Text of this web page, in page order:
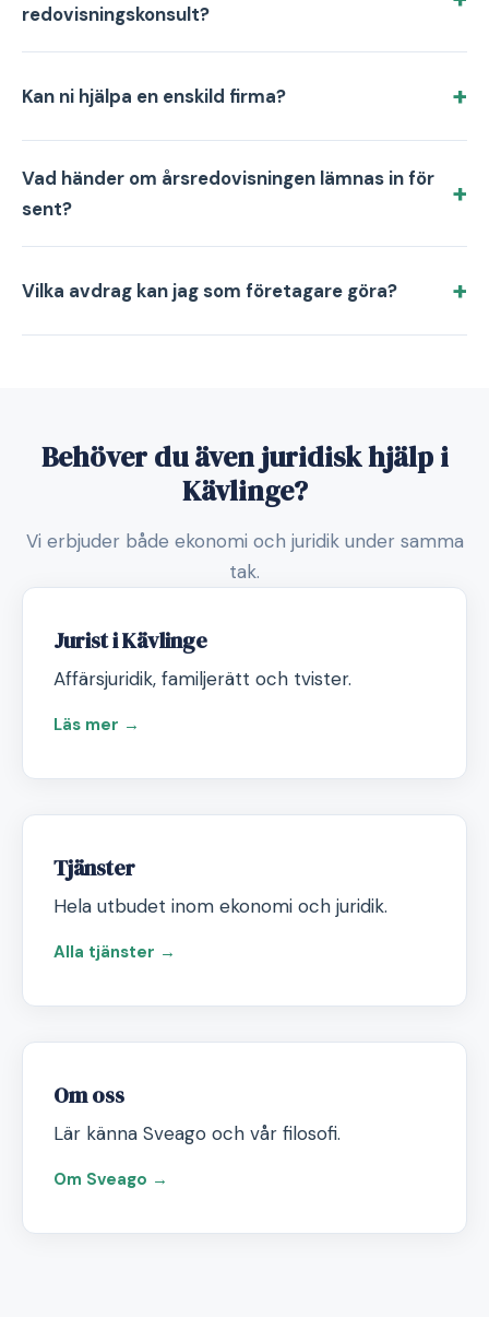
redovisningskonsult?
Kan ni hjälpa en enskild firma?
Vad händer om årsredovisningen lämnas in för
sent?
Vilka avdrag kan jag som företagare göra?
Behöver du även juridisk hjälp i
Kävlinge?
Vi erbjuder både ekonomi och juridik under samma
tak.
Jurist i Kävlinge
Affärsjuridik, familjerätt och tvister.
Läs mer →
Tjänster
Hela utbudet inom ekonomi och juridik.
Alla tjänster →
Om oss
Lär känna Sveago och vår filosofi.
Om Sveago →